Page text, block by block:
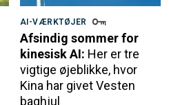
AI-VÆRKTØJER
Afsindig sommer for
kinesisk AI: Her er tre
vigtige øjeblikke, hvor
Kina har givet Vesten
baghjul